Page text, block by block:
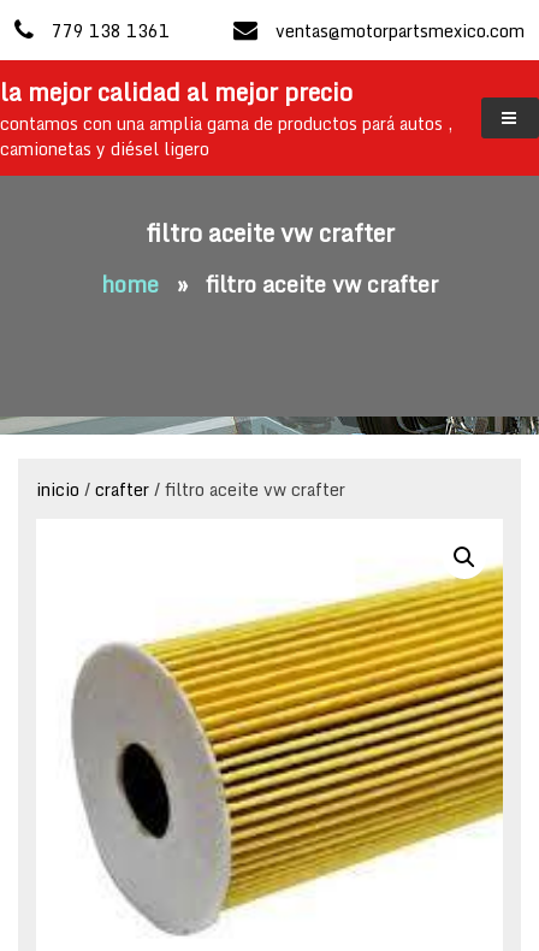
to
content
779 138 1361 ventas@motorpartsmexico.com
la mejor calidad al mejor precio
contamos con una amplia gama de productos pará autos ,
camionetas y diésel ligero
filtro aceite vw crafter
home » filtro aceite vw crafter
inicio /crafter/ filtro aceite vw crafter